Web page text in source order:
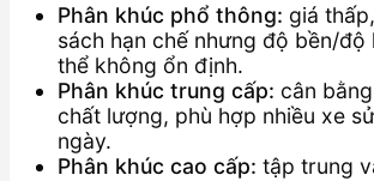
Phân khúc phổ thông: giá
sách hạn chế nhưng độ bền/độ
thể không ổn định.
Phân khúc trung cấp: cân
chất lượng, phù hợp nhiều xe
ngày.
Phân khúc cao cấp: tập trung